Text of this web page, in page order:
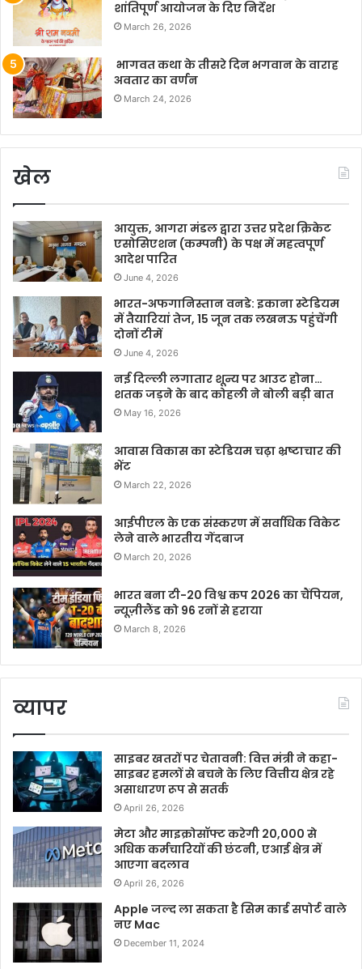
शांतिपूर्ण आयोजन के दिए निर्देश
March 26, 2026
भागवत कथा के तीसरे दिन भगवान के वाराह
अवतार का वर्णन
March 24, 2026
खेल
आयुक्त, आगरा मंडल द्वारा उत्तर प्रदेश क्रिकेट
एसोसिएशन (कम्पनी) के पक्ष में महत्वपूर्ण
आदेश पारित
June 4, 2026
भारत-अफगानिस्तान वनडे: इकाना स्टेडियम
में तैयारियां तेज, 15 जून तक लखनऊ पहुंचेंगी
दोनों टीमें
June 4, 2026
नई दिल्ली लगातार शून्य पर आउट होना…
शतक जड़ने के बाद कोहली ने बोली बड़ी बात
May 16, 2026
आवास विकास का स्टेडियम चढ़ा भ्रष्टाचार की
भेंट
March 22, 2026
आईपीएल के एक संस्करण में सर्वाधिक विकेट
लेने वाले भारतीय गेंदबाज
March 20, 2026
भारत बना टी-20 विश्व कप 2026 का चैंपियन,
न्यूज़ीलैंड को 96 रनों से हराया
March 8, 2026
व्यापर
साइबर खतरों पर चेतावनी: वित्त मंत्री ने कहा-
साइबर हमलों से बचने के लिए वित्तीय क्षेत्र रहे
असाधारण रूप से सतर्क
April 26, 2026
मेटा और माइक्रोसॉफ्ट करेगी 20,000 से
अधिक कर्मचारियों की छंटनी, एआई क्षेत्र में
आएगा बदलाव
April 26, 2026
Apple जल्द ला सकता है सिम कार्ड सपोर्ट वाले
नए Mac
December 11, 2024